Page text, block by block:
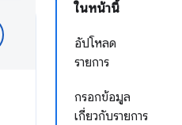
ในหน้านี้
อัปโหลด
รายการ
กรอกข้อมูล
เกี่ยวกับรายการ